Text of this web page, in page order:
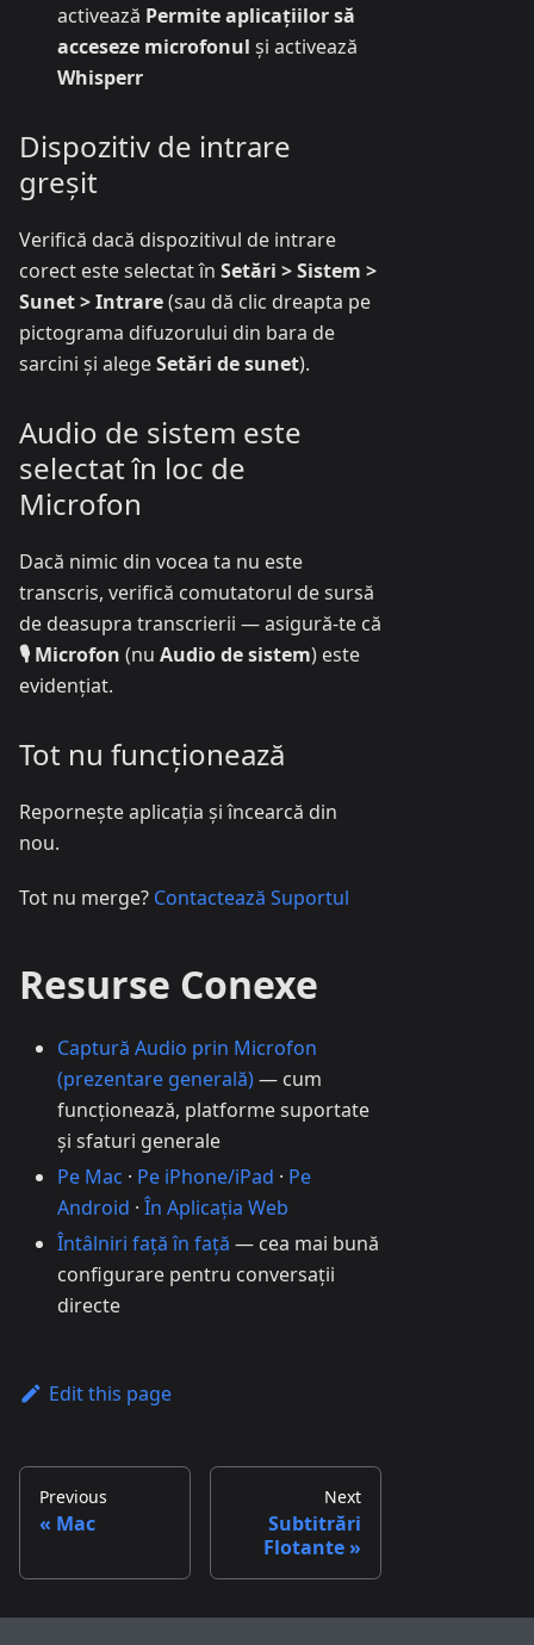
activează Permite aplicațiilor să
acceseze microfonul și activează
Whisperr
Dispozitiv de intrare
greșit
Verifică dacă dispozitivul de intrare
corect este selectat în Setări > Sistem >
Sunet > Intrare(sau dă clic dreapta pe
pictograma difuzorului din bara de
sarcini și alegeSetări de sunet).
Audio de sistem este
selectat în loc de
Microfon
Dacă nimic din vocea ta nu este
transcris, verifică comutatorul de sursă
de deasupra transcrierii — asigură-te că
🎙️ Microfon (nu Audio de sistem) este
evidențiat.
Tot nu funcționează
Repornește aplicația și încearcă din
nou.
Tot nu merge? Contactează Suportul
Resurse Conexe
Captură Audio prin Microfon
(prezentare generală)— cum
funcționează, platforme suportate
și sfaturi generale
Pe Mac · Pe iPhone/iPad · Pe
Android · În Aplicația Web
Întâlniri față în față — cea mai bună
configurare pentru conversații
directe
Edit this page
Previous
Mac
Next
Subtitrări
Flotante